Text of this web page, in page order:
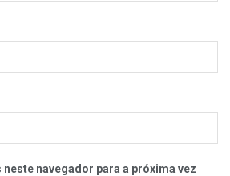
navegador para a próxima vez